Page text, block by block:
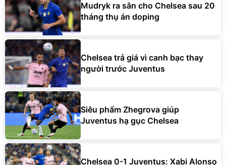
Mudryk ra sân cho Chelsea sau 20
tháng thụ án doping
Chelsea trả giá vì canh bạc thay
người trước Juventus
Siêu phẩm Zhegrova giúp
Juventus hạ gục Chelsea
Chelsea 0-1 Juventus: Xabi Alonso